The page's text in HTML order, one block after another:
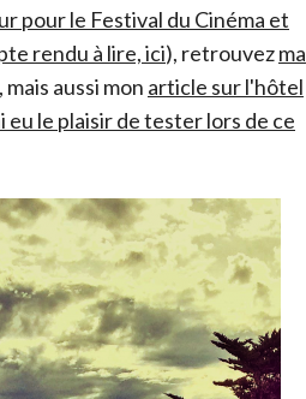
pour le Festival du Cinéma et
rendu à lire, ici), retrouvezma
mais aussi mon article sur l'hôtel
le plaisir de tester lors de ce